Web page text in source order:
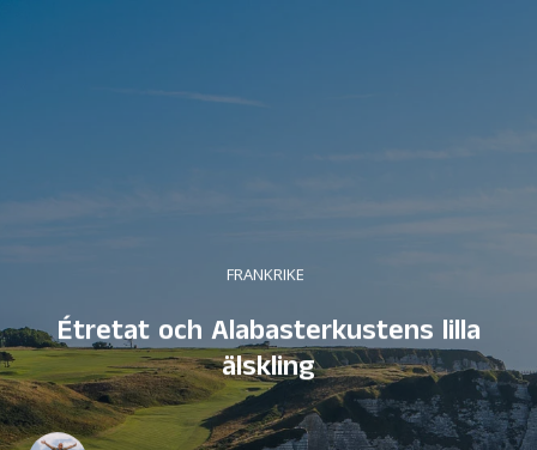
FRANKRIKE
Étretat och Alabasterkustens lilla
älskling